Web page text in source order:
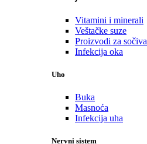
Vitamini i minerali
Veštačke suze
Proizvodi za sočiva
Infekcija oka
Uho
Buka
Masnoća
Infekcija uha
Nervni sistem